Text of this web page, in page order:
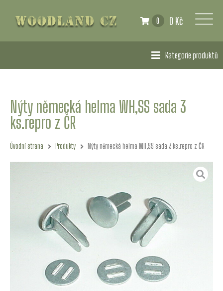
0 0 Kč
Kategorie produktů
Nýty německá helma WH,SS sada 3
ks.repro z ČR
Úvodní strana Produkty Nýty německá helma WH,SS sada 3 ks.repro z ČR